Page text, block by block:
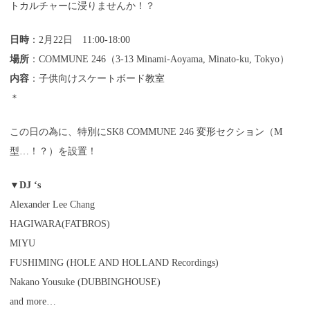
トカルチャーに浸りませんか！？
日時 ：2月22日 11:00-18:00
場所 ： COMMUNE 246 （3-13 Minami-Aoyama, Minato-ku, Tokyo）
内容 ：子供向けスケートボード教室
＊
この日の為に、特別にSK8 COMMUNE 246 変形セクション（M
型…！？）を設置！
▼ DJ ‘s
Alexander Lee Chang
HAGIWARA(FATBROS)
MIYU
FUSHIMING (HOLE AND HOLLAND Recordings)
Nakano Yousuke (DUBBINGHOUSE)
and more…